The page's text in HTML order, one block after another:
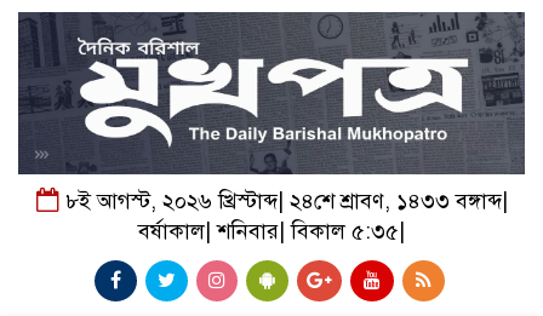
৮ই আগস্ট, ২০২৬ খ্রিস্টাব্দ| ২৪শে শ্রাবণ, ১৪৩৩ বঙ্গাব্দ|
বর্ষাকাল| শনিবার| বিকাল ৫:৩৫|